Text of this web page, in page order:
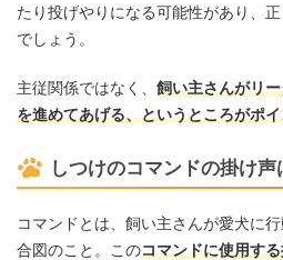
たり投げやりになる可能性があり、
でしょう。
主従関係ではなく、 飼い主さんがリ
を進めてあげる、というところがポ
しつけのコマンドの掛け声
コマンドとは、飼い主さんが愛犬に
合図のこと。このコマンドに使用す